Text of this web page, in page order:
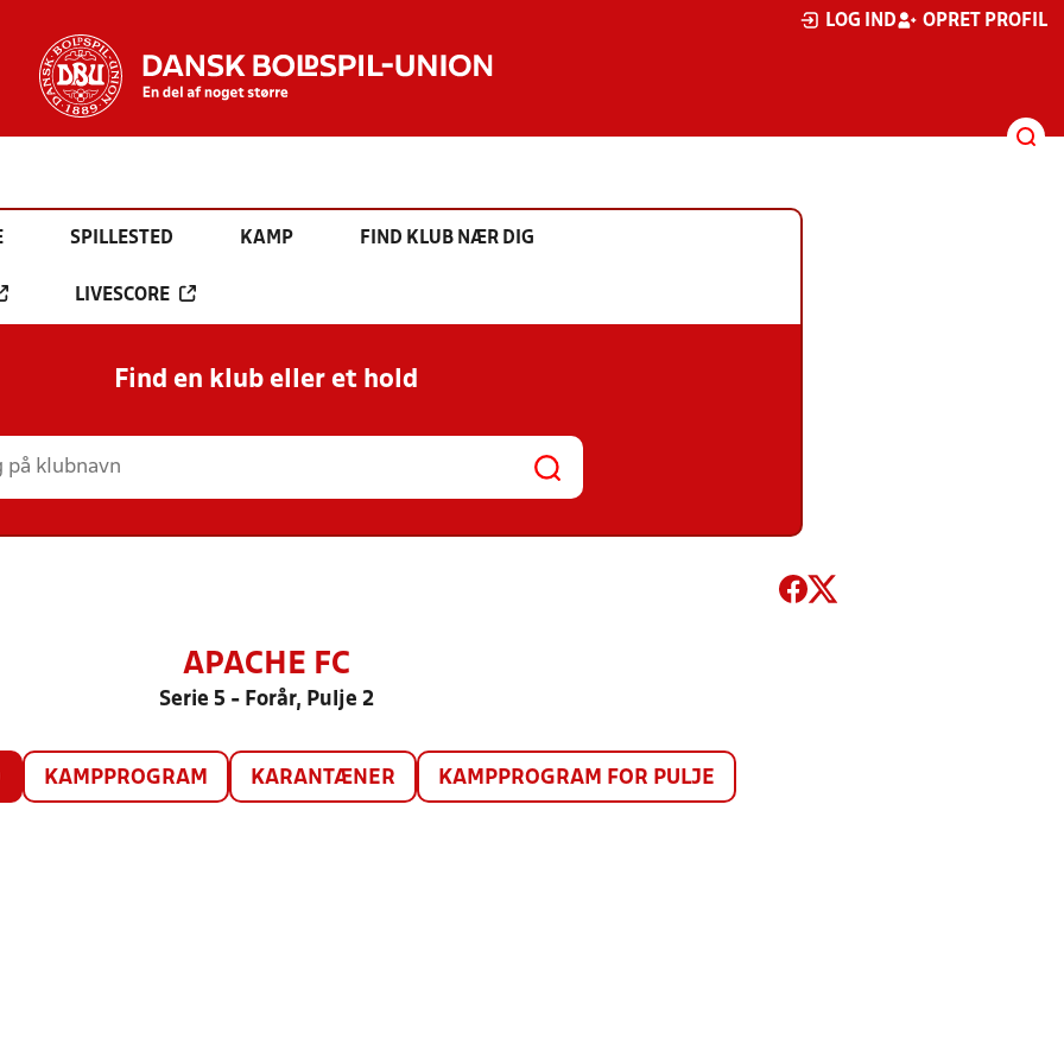
LOG IND OPRET PROFIL
SPILLESTED KAMP FIND KLUB NÆR DIG
LIVESCORE
Find en klub eller et hold
APACHE FC
Serie 5 - Forår, Pulje 2
KAMPPROGRAM KARANTÆNER KAMPPROGRAM FOR PULJE